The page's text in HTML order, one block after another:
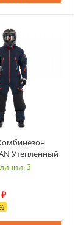
Утепленный
3